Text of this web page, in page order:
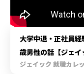
大学中退・正社員
歳男性の話【ジェイ
ジェイック 就職カレ